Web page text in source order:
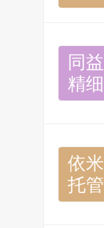
同益
精细
依米
托管